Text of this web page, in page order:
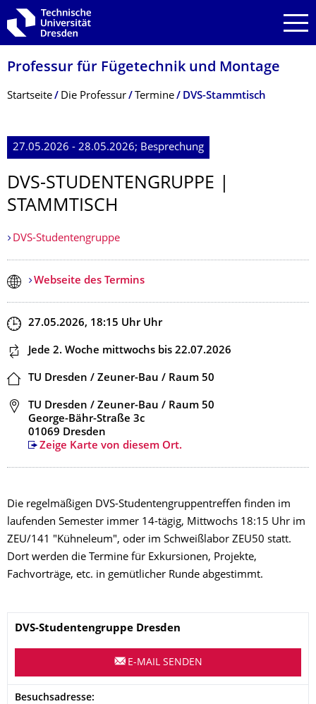
Zur Hauptnavigation springen
Zur Suche springen
Zum Inhalt springen
Professur für Fügetechnik und Montage
Breadcrumb-Menü
Startseite Die Professur Termine DVS-Stammtisch
27.05.2026 - 28.05.2026; Besprechung
DVS-STUDENTENGRUPPE |
STAMMTISCH
DVS-Studentengruppe
Webseite des Termins
Zeit
27.05.2026, 18:15 Uhr Uhr
Dieser Termin wiederholt sich
Jede 2. Woche mittwochs bis 22.07.2026
Ort
TU Dresden / Zeuner-Bau / Raum 50
Adresse
TU Dresden / Zeuner-Bau / Raum 50
George-Bähr-Straße 3c
01069 Dresden
Zeige Karte von diesem Ort.
Die regelmäßigen DVS-Studentengruppentreffen finden im
laufenden Semester immer 14-tägig, Mittwochs 18:15 Uhr im
ZEU/141 "Kühneleum", oder im Schweißlabor ZEU50 statt.
Dort werden die Termine für Exkursionen, Projekte,
Fachvorträge, etc. in gemütlicher Runde abgestimmt.
Name
DVS-Studentengruppe Dresden
E-MAIL SENDEN
Adresse
Besuchsadresse: